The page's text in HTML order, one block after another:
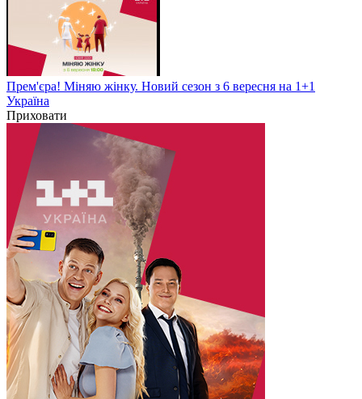
Прем'єра! Міняю жінку. Новий сезон з 6 вересня на 1+1
Україна
Приховати